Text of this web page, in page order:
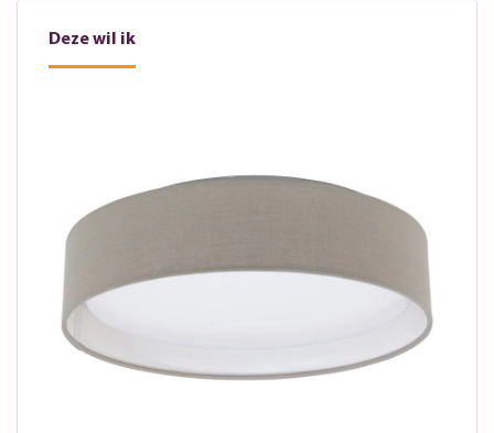
Deze wil ik